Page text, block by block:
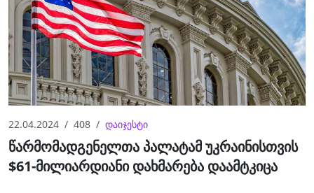
22.04.2024 408 დაიჯესტი
წარმომადგენელთა პალატამ უკრაინისთვის
$61-მილიარდიანი დახმარება დაამტკიცა